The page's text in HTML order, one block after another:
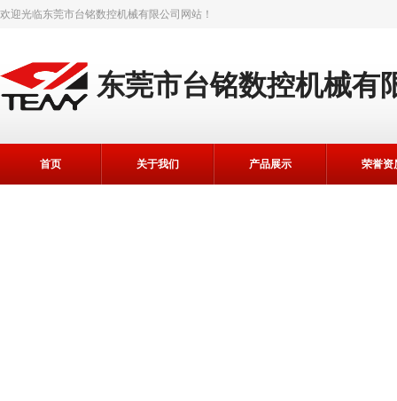
欢迎光临东莞市台铭数控机械有限公司 网站！
东莞市台铭数控机械有
首页 关于我们 产品展示 荣誉资